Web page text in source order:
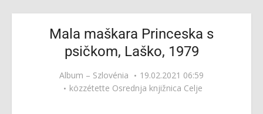
Mala maškara Princeska s
psičkom, Laško, 1979
Album – Szlovénia
19.02.2021 06:59
közzétette Osrednja knjižnica Celje